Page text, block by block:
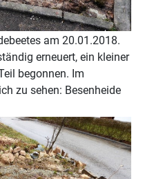
am 20.01.2018.
erneuert, ein kleiner
begonnen. Im
zu sehen: Besenheide